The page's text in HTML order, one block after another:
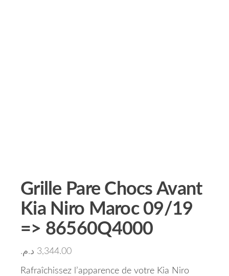
Grille Pare Chocs Avant
Kia Niro Maroc 09/19
=> 86560Q4000
3,344.00 د.م.
Rafraîchissez l’apparence de votre Kia Niro